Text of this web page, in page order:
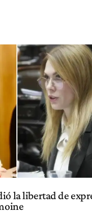
la libertad de